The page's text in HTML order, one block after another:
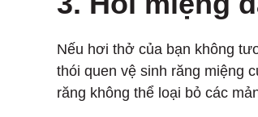
Nếu hơi thở của bạn không
thói quen vệ sinh răng miệng
răng không thể loại bỏ các